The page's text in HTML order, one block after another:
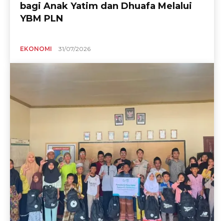
bagi Anak Yatim dan Dhuafa Melalui
YBM PLN
EKONOMI 31/07/2026